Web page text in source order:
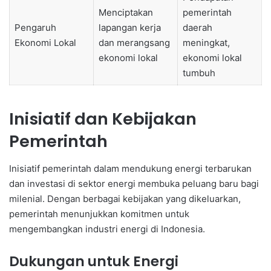
Pengaruh
Ekonomi Lokal
Menciptakan
lapangan kerja
dan merangsang
ekonomi lokal
pemerintah
daerah
meningkat,
ekonomi lokal
tumbuh
Inisiatif dan Kebijakan
Pemerintah
Inisiatif pemerintah dalam mendukung energi terbarukan
dan investasi di sektor energi membuka peluang baru bagi
milenial. Dengan berbagai kebijakan yang dikeluarkan,
pemerintah menunjukkan komitmen untuk
mengembangkan industri energi di Indonesia.
Dukungan untuk Energi